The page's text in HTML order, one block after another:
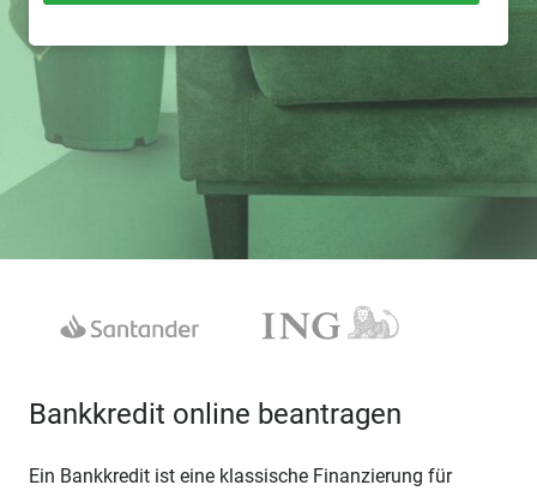
Bankkredit online beantragen
Ein Bankkredit ist eine klassische Finanzierung für